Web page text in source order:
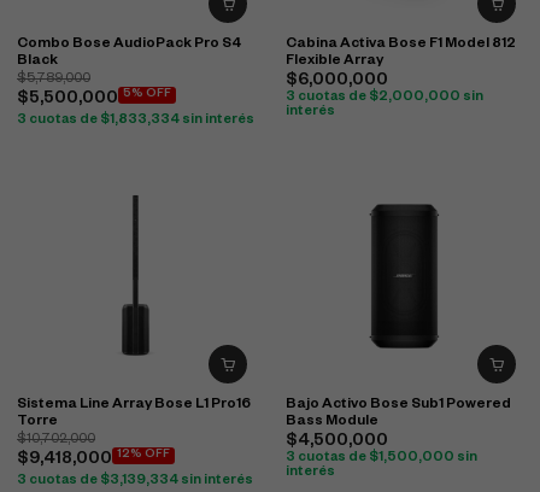
Combo Bose AudioPack Pro S4
Black
$5,789,000
$5,500,000 5% OFF
3 cuotas de $1,833,334 sin interés
Cabina Activa Bose F1 Model 812
Flexible Array
$6,000,000
3 cuotas de $2,000,000 sin
interés
Sistema Line Array Bose L1 Pro16
Torre
$10,702,000
$9,418,000 12% OFF
3 cuotas de $3,139,334 sin interés
Bajo Activo Bose Sub1 Powered
Bass Module
$4,500,000
3 cuotas de $1,500,000 sin
interés